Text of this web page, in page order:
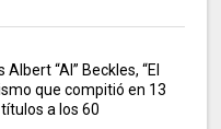
“Al” Beckles, “El
que compitió en 13
a los 60